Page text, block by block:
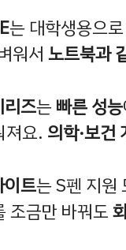
는 대학생용으로
워서 노트북과
리즈는빠른 성능
져요. 의학·보건
이트는 S펜 지원
조금만 바꿔도